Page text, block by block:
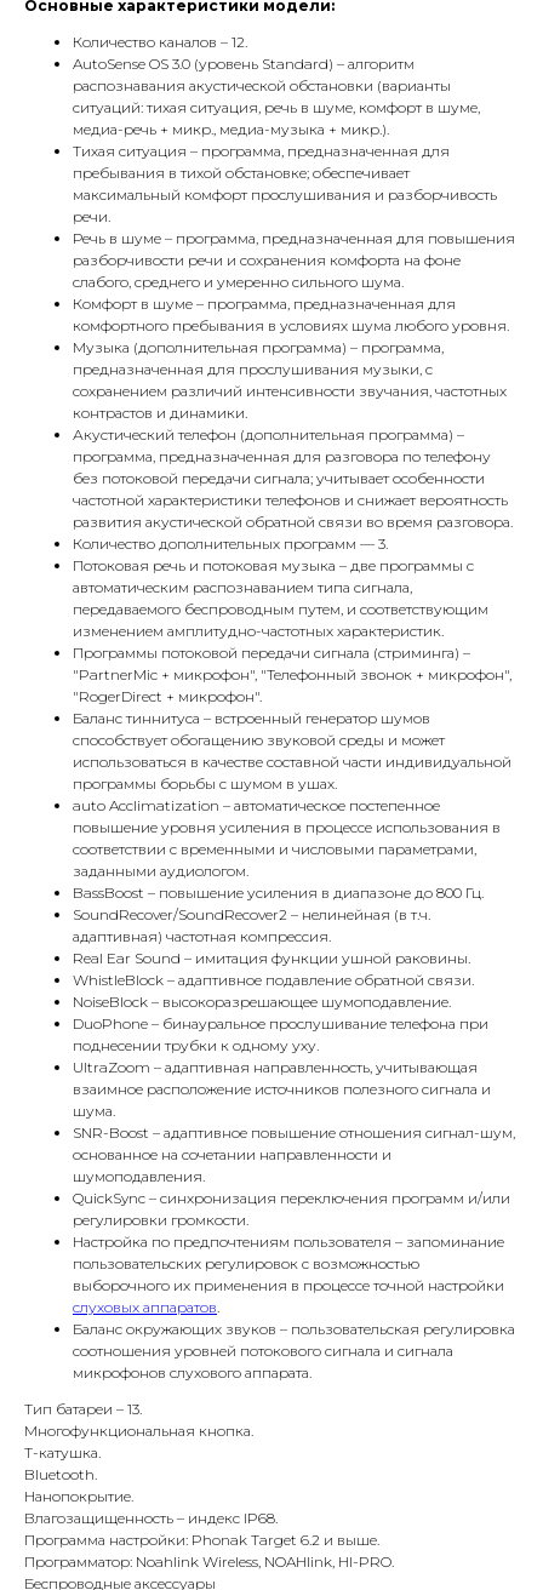
Основные характеристики модели:
Количество каналов – 12.
AutoSense OS 3.0 (уровень Standard) – алгоритм
распознавания акустической обстановки (варианты
ситуаций: тихая ситуация, речь в шуме, комфорт в шуме,
медиа-речь + микр., медиа-музыка + микр.).
Тихая ситуация – программа, предназначенная для
пребывания в тихой обстановке; обеспечивает
максимальный комфорт прослушивания и разборчивость
речи.
Речь в шуме – программа, предназначенная для повышения
разборчивости речи и сохранения комфорта на фоне
слабого, среднего и умеренно сильного шума.
Комфорт в шуме – программа, предназначенная для
комфортного пребывания в условиях шума любого уровня.
Музыка (дополнительная программа) – программа,
предназначенная для прослушивания музыки, с
сохранением различий интенсивности звучания, частотных
контрастов и динамики.
Акустический телефон (дополнительная программа) –
программа, предназначенная для разговора по телефону
без потоковой передачи сигнала; учитывает особенности
частотной характеристики телефонов и снижает вероятность
развития акустической обратной связи во время разговора.
Количество дополнительных программ — 3.
Потоковая речь и потоковая музыка – две программы с
автоматическим распознаванием типа сигнала,
передаваемого беспроводным путем, и соответствующим
изменением амплитудно-частотных характеристик.
Программы потоковой передачи сигнала (стриминга) –
"PartnerMic + микрофон", "Телефонный звонок + микрофон",
"RogerDirect + микрофон".
Баланс тиннитуса – встроенный генератор шумов
способствует обогащению звуковой среды и может
использоваться в качестве составной части индивидуальной
программы борьбы с шумом в ушах.
auto Acclimatization – автоматическое постепенное
повышение уровня усиления в процессе использования в
соответствии с временными и числовыми параметрами,
заданными аудиологом.
BassBoost – повышение усиления в диапазоне до 800 Гц.
SoundRecover/SoundRecover2 – нелинейная (в т.ч.
адаптивная) частотная компрессия.
Real Ear Sound – имитация функции ушной раковины.
WhistleBlock – адаптивное подавление обратной связи.
NoiseBlock – высокоразрешающее шумоподавление.
DuoPhone – бинауральное прослушивание телефона при
поднесении трубки к одному уху.
UltraZoom – адаптивная направленность, учитывающая
взаимное расположение источников полезного сигнала и
шума.
SNR-Boost – адаптивное повышение отношения сигнал-шум,
основанное на сочетании направленности и
шумоподавления.
QuickSync – синхронизация переключения программ и/или
регулировки громкости.
Настройка по предпочтениям пользователя – запоминание
пользовательских регулировок с возможностью
выборочного их применения в процессе точной настройки
слуховых аппаратов.
Баланс окружающих звуков – пользовательская регулировка
соотношения уровней потокового сигнала и сигнала
микрофонов слухового аппарата.
Тип батареи – 13.
Многофункциональная кнопка.
Т-катушка.
Bluetooth.
Нанопокрытие.
Влагозащищенность – индекс IP68.
Программа настройки: Phonak Target 6.2 и выше.
Программатор: Noahlink Wireless, NOAHlink, HI-PRO.
Беспроводные аксессуары